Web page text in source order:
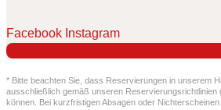
Facebook Instagram
* Bitte beachten Sie, dass Reservierungen in unserem
ausschließlich gemäß unseren Reservierungsrichtlinien
können. Bei kurzfristigen Absagen oder